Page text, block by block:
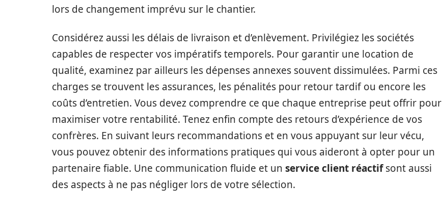
lors de changement imprévu sur le chantier.
Considérez aussi les délais de livraison et d’enlèvement. Privilégiez les sociétés
capables de respecter vos impératifs temporels. Pour garantir une location de
qualité, examinez par ailleurs les dépenses annexes souvent dissimulées. Parmi ces
charges se trouvent les assurances, les pénalités pour retour tardif ou encore les
coûts d’entretien. Vous devez comprendre ce que chaque entreprise peut offrir pour
maximiser votre rentabilité. Tenez enfin compte des retours d’expérience de vos
confrères. En suivant leurs recommandations et en vous appuyant sur leur vécu,
vous pouvez obtenir des informations pratiques qui vous aideront à opter pour un
partenaire fiable. Une communication fluide et un service client réactifsont aussi
des aspects à ne pas négliger lors de votre sélection.